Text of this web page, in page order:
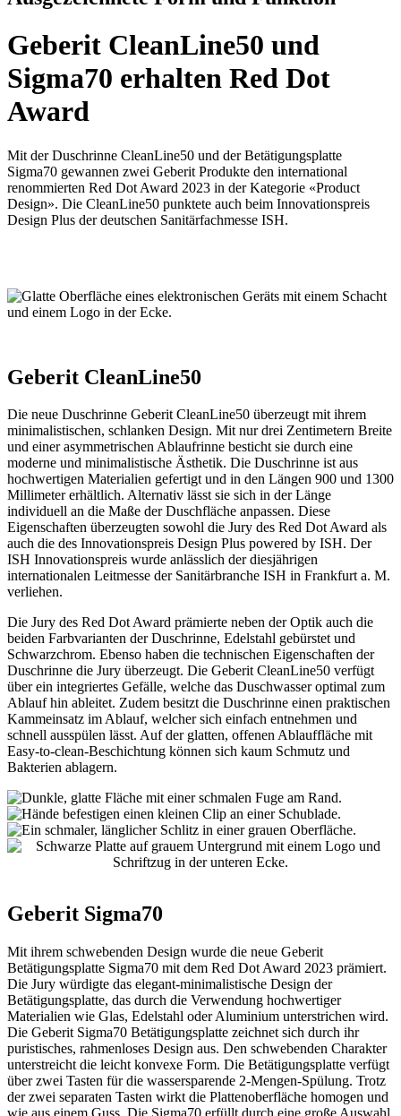
Geberit CleanLine50 und
Sigma70 erhalten Red Dot
Award
Mit der Duschrinne CleanLine50 und der Betätigungsplatte
Sigma70 gewannen zwei Geberit Produkte den international
renommierten Red Dot Award 2023 in der Kategorie «Product
Design». Die CleanLine50 punktete auch beim Innovationspreis
Design Plus der deutschen Sanitärfachmesse ISH.
Geberit CleanLine50
Die neue Duschrinne Geberit CleanLine50 überzeugt mit ihrem
minimalistischen, schlanken Design. Mit nur drei Zentimetern Breite
und einer asymmetrischen Ablaufrinne besticht sie durch eine
moderne und minimalistische Ästhetik. Die Duschrinne ist aus
hochwertigen Materialien gefertigt und in den Längen 900 und 1300
Millimeter erhältlich. Alternativ lässt sie sich in der Länge
individuell an die Maße der Duschfläche anpassen. Diese
Eigenschaften überzeugten sowohl die Jury des Red Dot Award als
auch die des Innovationspreis Design Plus powered by ISH. Der
ISH Innovationspreis wurde anlässlich der diesjährigen
internationalen Leitmesse der Sanitärbranche ISH in Frankfurt a. M.
verliehen.
Die Jury des Red Dot Award prämierte neben der Optik auch die
beiden Farbvarianten der Duschrinne, Edelstahl gebürstet und
Schwarzchrom. Ebenso haben die technischen Eigenschaften der
Duschrinne die Jury überzeugt. Die Geberit CleanLine50 verfügt
über ein integriertes Gefälle, welche das Duschwasser optimal zum
Ablauf hin ableitet. Zudem besitzt die Duschrinne einen praktischen
Kammeinsatz im Ablauf, welcher sich einfach entnehmen und
schnell ausspülen lässt. Auf der glatten, offenen Ablauffläche mit
Easy-to-clean-Beschichtung können sich kaum Schmutz und
Bakterien ablagern.
Geberit Sigma70
Mit ihrem schwebenden Design wurde die neue Geberit
Betätigungsplatte Sigma70 mit dem Red Dot Award 2023 prämiert.
Die Jury würdigte das elegant-minimalistische Design der
Betätigungsplatte, das durch die Verwendung hochwertiger
Materialien wie Glas, Edelstahl oder Aluminium unterstrichen wird.
Die Geberit Sigma70 Betätigungsplatte zeichnet sich durch ihr
puristisches, rahmenloses Design aus. Den schwebenden Charakter
unterstreicht die leicht konvexe Form. Die Betätigungsplatte verfügt
über zwei Tasten für die wassersparende 2-Mengen-Spülung. Trotz
der zwei separaten Tasten wirkt die Plattenoberfläche homogen und